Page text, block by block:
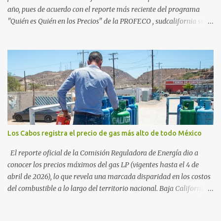
año, pues de acuerdo con el reporte más reciente del programa
"Quién es Quién en los Precios" de la PROFECO , sudcalifornia se
datos correspondientes al cierre de marzo y la primera semana de
abril revelan que adquirir el paquete de los 24 productos
esenciales alcanzó un precio de 942.50 pesos en la ciudad de La Paz
. Este monto fue detectado específicamente en el establecimiento
Bodega Aurrera ubicado en el fraccionamiento Camino Real,
superando la barrera de los 910 pesos establecida como meta por
el gobierno federal en el Paquete Contra la Inflación y la Carestía
(PACIC). Dentro del análisis por zonas geográficas, la entidad se
ubica en la región Centro-Norte , que comparte con estados como
Aguascaliente...
Los Cabos registra el precio de gas más alto de todo México
El reporte oficial de la Comisión Reguladora de Energía dio a
conocer los precios máximos del gas LP (vigentes hasta el 4 de
abril de 2026), lo que revela una marcada disparidad en los costos
del combustible a lo largo del territorio nacional. Baja California